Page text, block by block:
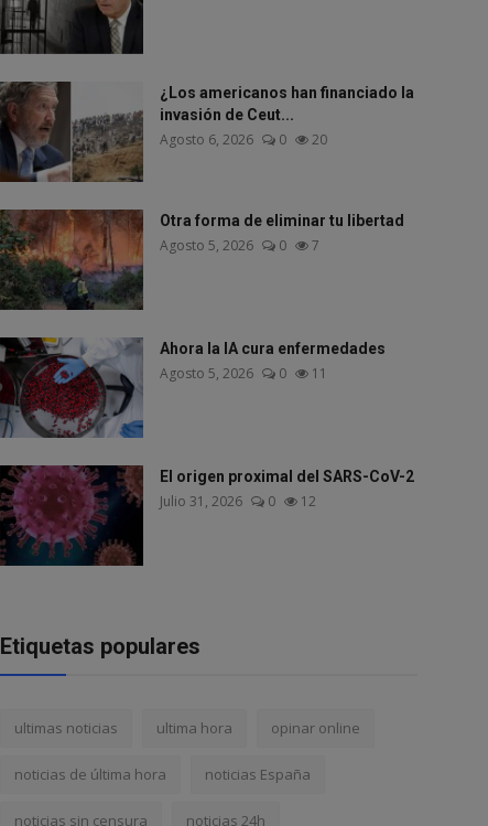
¿Los americanos han financiado la
invasión de Ceut...
Agosto 6, 2026 0 20
Otra forma de eliminar tu libertad
Agosto 5, 2026 0 7
Ahora la IA cura enfermedades
Agosto 5, 2026 0 11
El origen proximal del SARS-CoV-2
Julio 31, 2026 0 12
Etiquetas populares
ultimas noticias ultima hora opinar online
noticias de última hora noticias España
noticias sin censura noticias 24h